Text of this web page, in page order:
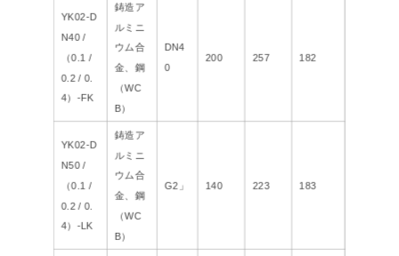
YK02-D
N40 /
（0.1 /
0.2 / 0.
4）-FK
鋳造ア
ルミニ
ウム合
金、鋼
（WC
B）
DN4
0
200 257 182
YK02-D
N50 /
（0.1 /
0.2 / 0.
4）-LK
鋳造ア
ルミニ
ウム合
金、鋼
（WC
B）
G2」 140 223 183